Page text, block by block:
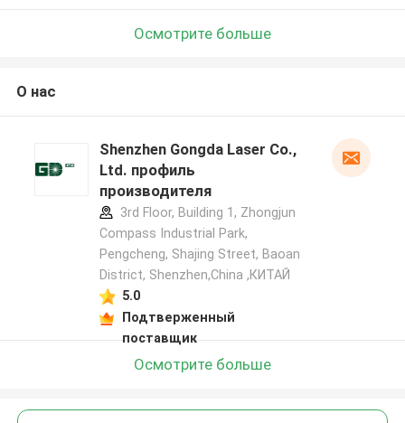
Осмотрите больше
О нас
Shenzhen Gongda Laser Co.,
Ltd. профиль
производителя
3rd Floor, Building 1, Zhongjun
Compass Industrial Park,
Pengcheng, Shajing Street, Baoan
District, Shenzhen,China ,КИТАЙ
5.0
Подтверженный
поставщик
Осмотрите больше